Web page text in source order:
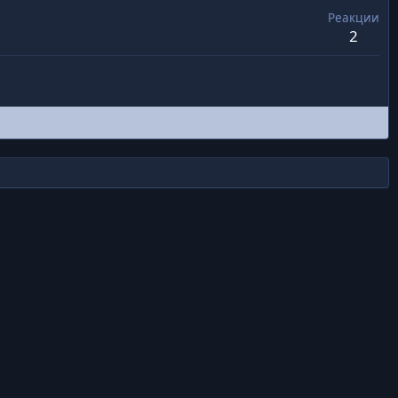
Реакции
2